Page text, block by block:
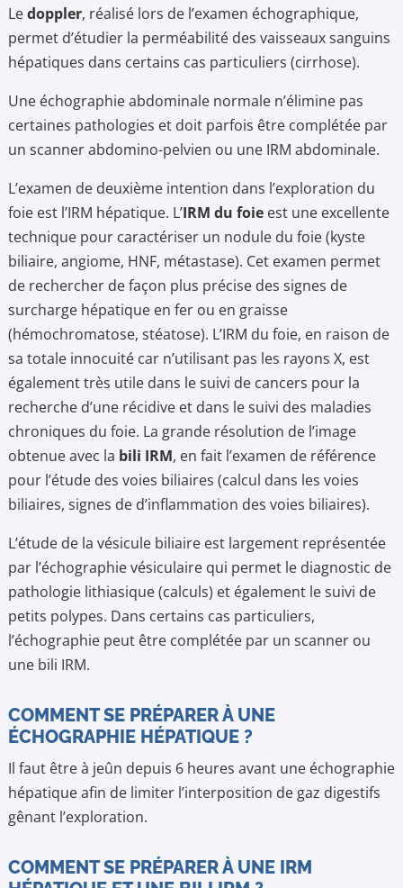
Ledoppler, réalisé lors de l’examen échographique,
permet d’étudier la perméabilité des vaisseaux sanguins
hépatiques dans certains cas particuliers (cirrhose).
Une échographie abdominale normale n’élimine pas
certaines pathologies et doit parfois être complétée par
un scanner abdomino-pelvien ou une IRM abdominale.
L’examen de deuxième intention dans l’exploration du
foie est l’IRM hépatique. L’IRM du foie est une excellente
technique pour caractériser un nodule du foie (kyste
biliaire, angiome, HNF, métastase). Cet examen permet
de rechercher de façon plus précise des signes de
surcharge hépatique en fer ou en graisse
(hémochromatose, stéatose). L’IRM du foie, en raison de
sa totale innocuité car n’utilisant pas les rayons X, est
également très utile dans le suivi de cancers pour la
recherche d’une récidive et dans le suivi des maladies
chroniques du foie. La grande résolution de l’image
obtenue avec la bili IRM, en fait l’examen de référence
pour l’étude des voies biliaires (calcul dans les voies
biliaires, signes de d’inflammation des voies biliaires).
L’étude de la vésicule biliaire est largement représentée
par l’échographie vésiculaire qui permet le diagnostic de
pathologie lithiasique (calculs) et également le suivi de
petits polypes. Dans certains cas particuliers,
l’échographie peut être complétée par un scanner ou
une bili IRM.
COMMENT SE PRÉPARER À UNE
ÉCHOGRAPHIE HÉPATIQUE ?
Il faut être à jeûn depuis 6 heures avant une échographie
hépatique afin de limiter l’interposition de gaz digestifs
gênant l’exploration.
COMMENT SE PRÉPARER À UNE IRM